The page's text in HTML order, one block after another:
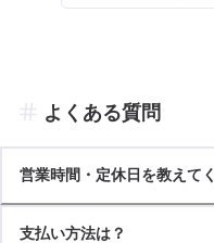
よくある質問
営業時間・定休日を教えて
支払い方法は？